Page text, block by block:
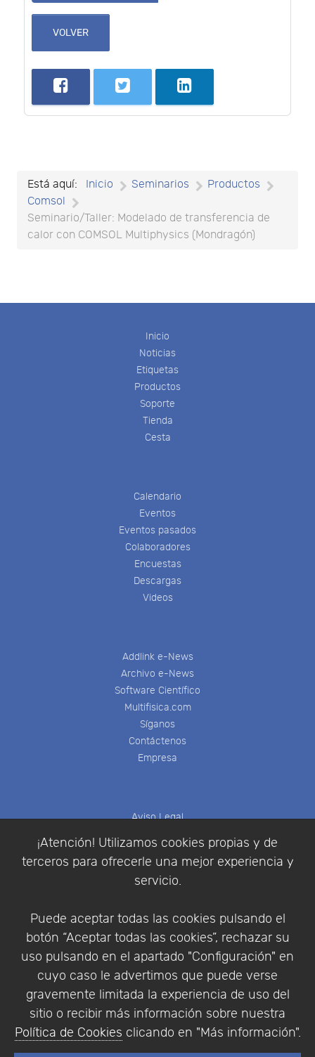
¡Atención! Utilizamos cookies propias y de
terceros para ofrecerle una mejor experiencia y
servicio.
Puede aceptar todas las cookies pulsando el
botón “Aceptar todas las cookies”, rechazar su
uso pulsando en el apartado "Configuración" en
cuyo caso le advertimos que puede verse
gravemente limitada la experiencia de uso del
sitio o recibir más información sobre nuestra
Política de Cookies clicando en "Más información".
VOLVER
Está aquí: Inicio Seminarios
Productos
Comsol
Seminario/Taller: Modelado de transferencia de
calor con COMSOL Multiphysics (Mondragón)
Inicio
Noticias
Etiquetas
Productos
Soporte
Tienda
Cesta
Calendario
Eventos
Eventos pasados
Colaboradores
Encuestas
Descargas
Videos
Addlink e-News
Archivo e-News
Software Científico
Multifisica.com
Síganos
Contáctenos
Empresa
Aviso Legal
Política de Privacidad
Condiciones de compra
Identificarse
Empresa|Aviso Legal| Política de Privacidad |
Política de Cookies
© Copyright 1994 - 2026. Addlink Software
Científico, S.L.